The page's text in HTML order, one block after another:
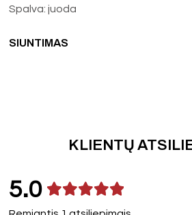
Spalva: juoda
SIUNTIMAS
KLIENTŲ
5.0